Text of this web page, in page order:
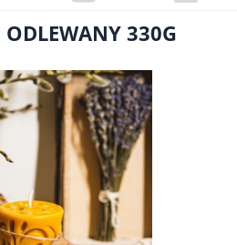
ODLEWANY 330G